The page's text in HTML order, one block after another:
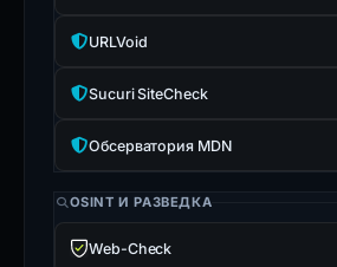
URLVoid
Sucuri SiteCheck
Обсерватория MDN
OSINT И РАЗВЕДКА
Web-Check